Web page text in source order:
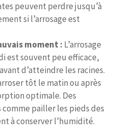
peuvent perdre jusqu’à
si l’arrosage est
moment : L’arrosage
est souvent peu efficace,
d’atteindre les racines.
tôt le matin ou après
optimale. Des
pailler les pieds des
à conserver l’humidité.